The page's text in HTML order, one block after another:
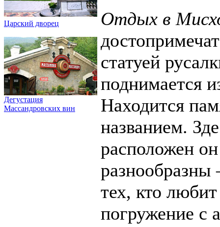
Царский дворец
Дегустация
Массандровских вин
Отдых в
статуей
поднимается
Находится
названием.
расположен
тех, кто
погружение с